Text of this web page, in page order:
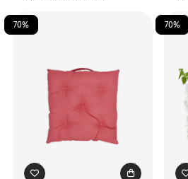
70% 70%